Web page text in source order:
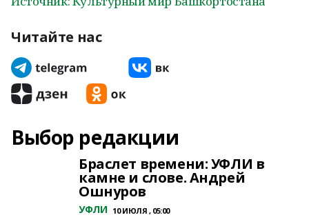
Читайте нас
Выбор редакции
Браслет времени: УФЛИ в
камне и слове. Андрей
Ошнуров
УФЛИ 10 ИЮЛЯ , 05:00